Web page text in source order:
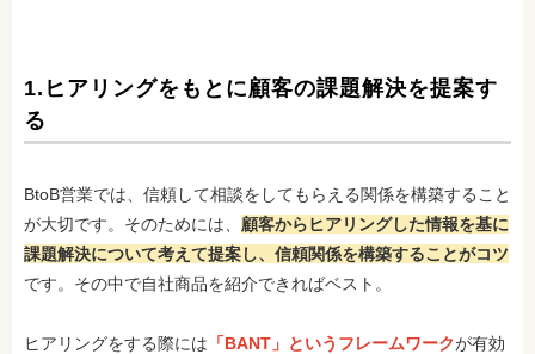
1.ヒアリングをもとに顧客の課題解決を提案す
る
BtoB営業では、信頼して相談をしてもらえる関係を構築すること
が大切です。そのためには、 顧客からヒアリングした情報を基に
課題解決について考えて提案し、信頼関係を構築することがコツ
です。その中で自社商品を紹介できればベスト。
ヒアリングをする際には 「BANT」というフレームワークが有効